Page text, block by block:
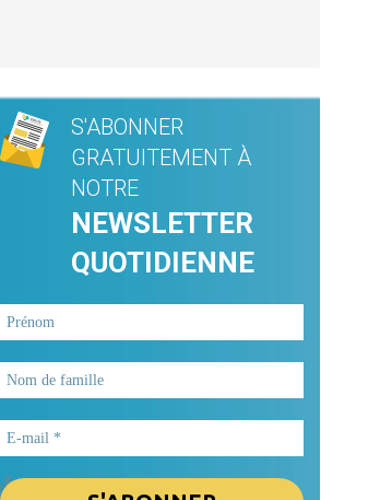
S'ABONNER
GRATUITEMENT À
NOTRE
NEWSLETTER
QUOTIDIENNE